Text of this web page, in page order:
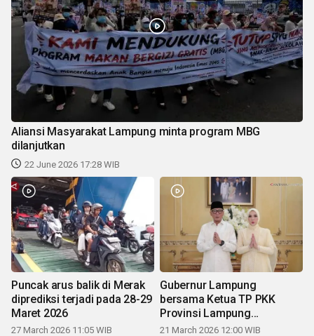
Aliansi Masyarakat Lampung minta program MBG
dilanjutkan
22 June 2026 17:28 WIB
Puncak arus balik di Merak
diprediksi terjadi pada 28-29
Maret 2026
27 March 2026 11:05 WIB
Gubernur Lampung
bersama Ketua TP PKK
Provinsi Lampung
mengucapkan Selamat Hari
21 March 2026 12:00 WIB